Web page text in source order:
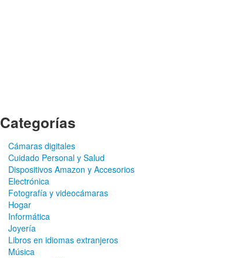
Categorías
Cámaras digitales
Cuidado Personal y Salud
Dispositivos Amazon y Accesorios
Electrónica
Fotografía y videocámaras
Hogar
Informática
Joyería
Libros en idiomas extranjeros
Música